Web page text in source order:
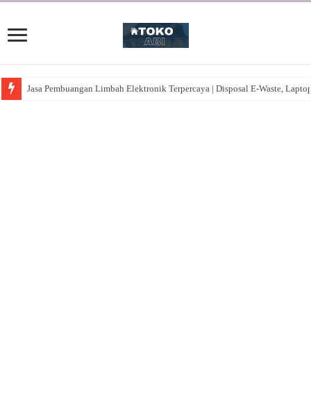
Jasa Pembuangan Limbah Elektronik Terpercaya | Disposal E-Waste,